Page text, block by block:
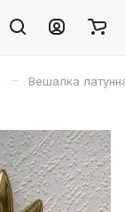
– Вешалка